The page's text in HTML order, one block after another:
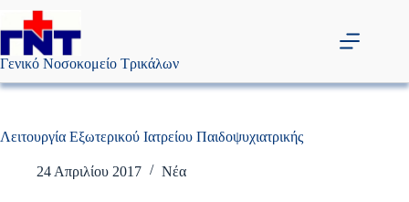
Μετάβαση
περιεχόμενο
Γενικό Νοσοκομείο Τρικάλων
Λειτουργία Εξωτερικού Ιατρείου Παιδοψυχιατρικής
24 Απριλίου 2017 Νέα